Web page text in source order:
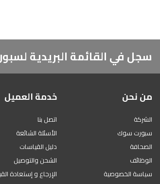
سجل في القائمة البريدية
من نحن
الشركة
سبورت سوك
الصحافة
الوظائف
سياسة الخصوصية
خدمة العميل
اتصل بنا
الأسئلة الشائعة
دليل القياسات
الشحن والتوصيل
الإرجاع و إستعادة